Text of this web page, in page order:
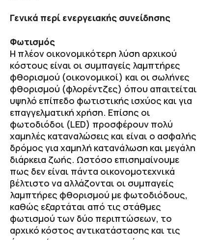
Γενικά περί ενεργειακής συνείδησης
Φωτισμός
Η πλέον οικονομικότερη λύση αρχικού
κόστους είναι οι συμπαγείς λαμπτήρες
φθορισμού (οικονομικοί) και οι σωλήνες
φθορισμού (φλορέντζες) όπου απαιτείται
υψηλό επίπεδο φωτιστικής ισχύος και για
επαγγελματική χρήση. Επίσης οι
φωτοδιόδοι (LED) προσφέρουν πολύ
χαμηλές καταναλώσεις και είναι ο ασφαλής
δρόμος για χαμηλή κατανάλωση και μεγάλη
διάρκεια ζωής. Ωστόσο επισημαίνουμε
πως δεν είναι πάντα οικονομοτεχνικά
βέλτιστο να αλλάζονται οι συμπαγείς
λαμπτήρες φθορισμού με φωτοδιόδους,
καθώς εξαρτάται από τις στάθμες
φωτισμού των δύο περιπτώσεων, το
αρχικό κόστος αντικατάστασης και τις